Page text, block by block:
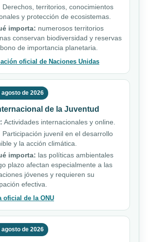
Derechos, territorios, conocimientos
y protección de ecosistemas.
importa: numerosos territorios
conservan biodiversidad y reservas
de importancia planetaria.
oficial de Naciones Unidas
agosto de 2026
de la Juventud
Actividades internacionales y online.
Participación juvenil en el desarrollo
y la acción climática.
importa: las políticas ambientales
plazo afectan especialmente a las
jóvenes y requieren su
efectiva.
oficial de la ONU
agosto de 2026